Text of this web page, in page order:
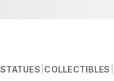
STATUES COLLECTIBLES